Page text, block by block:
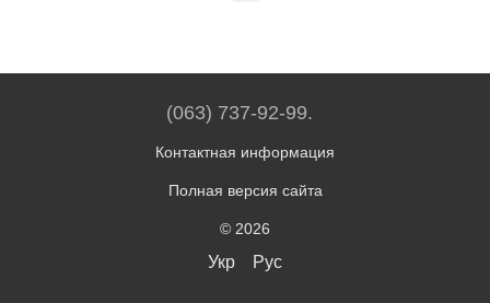
(063) 737-92-99.
Контактная информация
Полная версия сайта
© 2026
Укр Рус